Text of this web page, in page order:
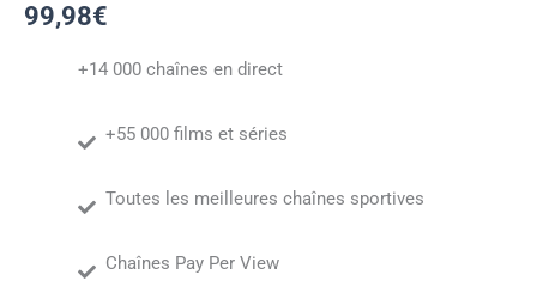
99,98€
+14 000 chaînes en direct
+55 000 films et séries
Toutes les meilleures chaînes sportives
Chaînes Pay Per View